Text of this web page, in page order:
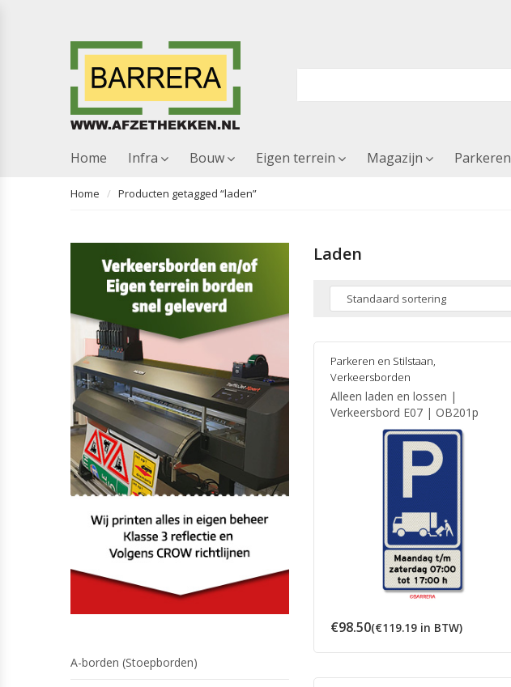
Home Infra Bouw Eigen terrein Magazijn Parkeren
Home Producten getagged “laden”
Laden
Parkeren en Stilstaan,
Verkeersborden
Alleen laden en lossen |
Verkeersbord E07 | OB201p
€98.50(€119.19 in BTW)
A-borden (Stoepborden)